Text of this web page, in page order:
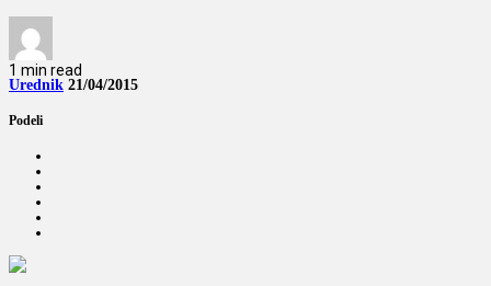
1 min read
Urednik 21/04/2015
Podeli